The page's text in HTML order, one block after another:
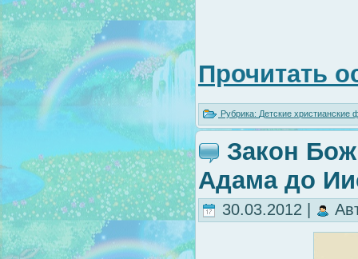
Прочитать
Рубрика: Детские христианские
Закон
Адама до
30.03.2012 |